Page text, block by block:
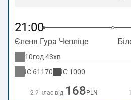
21:00
Єленя Гура Чепліце
10год 43хв
IC 61170 IC 1000
2-й клас від: 168 PLN